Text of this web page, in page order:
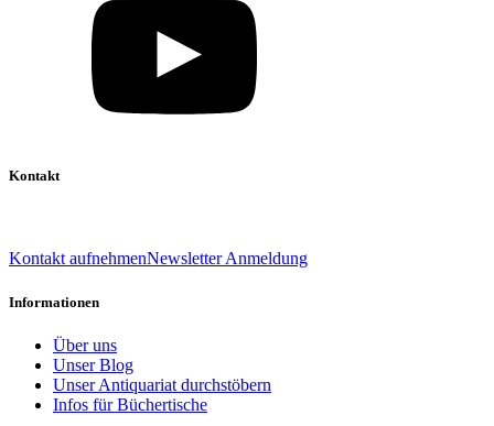
Kontakt
Kontakt aufnehmenNewsletter Anmeldung
Informationen
Über uns
Unser Blog
Unser Antiquariat durchstöbern
Infos für Büchertische